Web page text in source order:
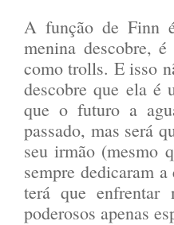
A função de Finn
menina descobre,
como trolls. E isso
descobre que ela é
que o futuro a
passado, mas será
seu irmão (mesmo
sempre dedicaram
terá que enfrentar
poderosos apenas